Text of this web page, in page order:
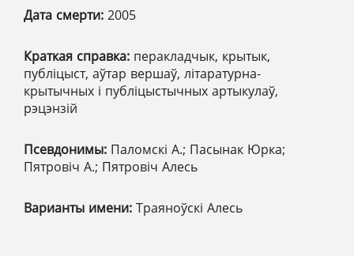
Дата смерти: 2005
Краткая справка: перакладчык, крытык,
публіцыст, аўтар вершаў, літаратурна-
крытычных і публіцыстычных артыкулаў,
рэцэнзій
Псевдонимы: Паломскі А.; Пасынак Юрка;
Пятровіч А.; Пятровіч Алесь
Варианты имени: Траяноўскі Алесь